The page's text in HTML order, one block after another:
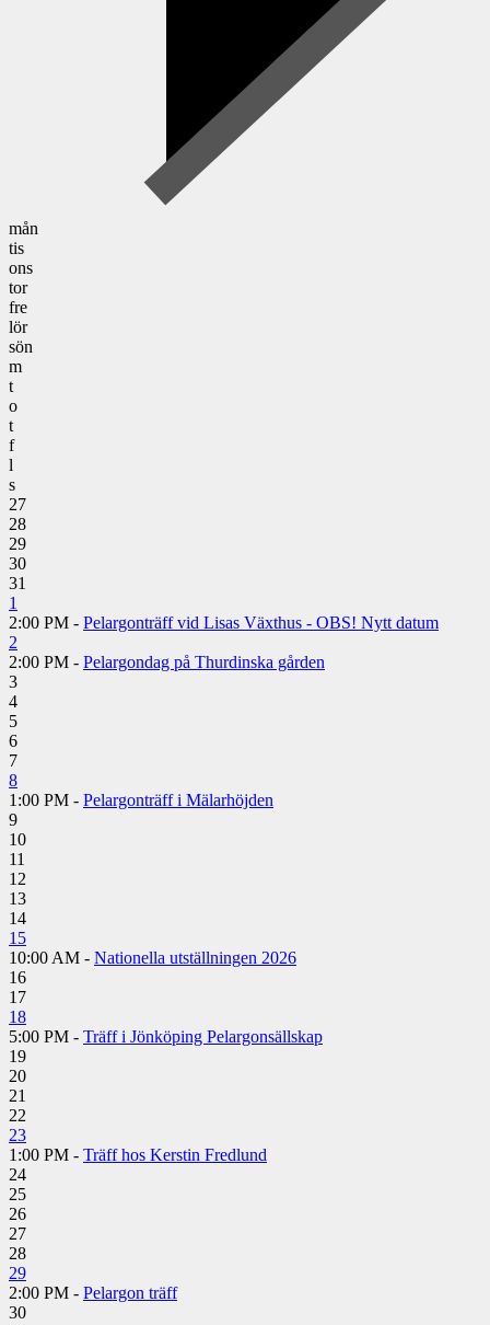
mån
tis
ons
tor
fre
lör
sön
m
t
o
t
f
l
s
27
28
29
30
31
1
2:00 PM - Pelargonträff vid Lisas Växthus - OBS! Nytt datum
2
2:00 PM - Pelargondag på Thurdinska gården
3
4
5
6
7
8
1:00 PM - Pelargonträff i Mälarhöjden
9
10
11
12
13
14
15
10:00 AM - Nationella utställningen 2026
16
17
18
5:00 PM - Träff i Jönköping Pelargonsällskap
19
20
21
22
23
1:00 PM - Träff hos Kerstin Fredlund
24
25
26
27
28
29
2:00 PM - Pelargon träff
30